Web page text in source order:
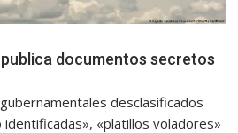
documentos secretos
desclasificados
«platillos voladores»